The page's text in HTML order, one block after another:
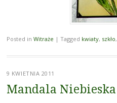
Posted in Witraże | Tagged kwiaty, szkło,
9 KWIETNIA 2011
Mandala Niebieska